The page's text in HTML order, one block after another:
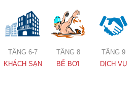
TẦNG 6-7
KHÁCH SẠN
TẦNG 8
BỂ BƠI
TẦNG 9
DỊCH VỤ